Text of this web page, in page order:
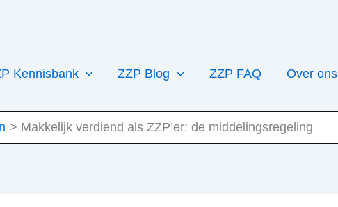
Kennisbank ZZP Blog ZZP FAQ Over ons
Makkelijk verdiend als ZZP’er: de middelingsregeling